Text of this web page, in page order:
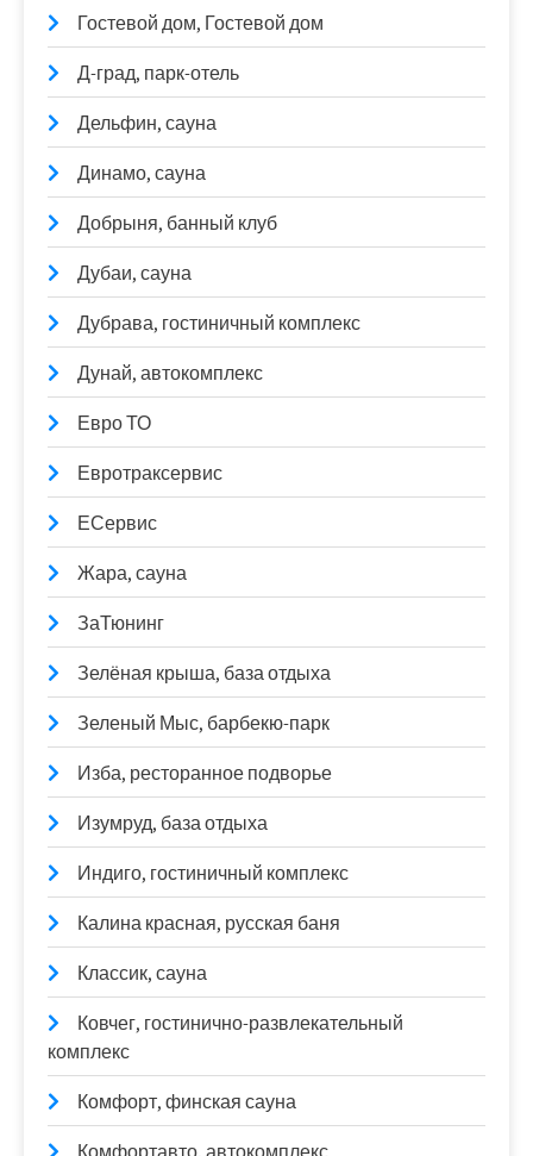
Гостевой дом, Гостевой дом
Д-град, парк-отель
Дельфин, сауна
Динамо, сауна
Добрыня, банный клуб
Дубаи, сауна
Дубрава, гостиничный комплекс
Дунай, автокомплекс
Евро ТО
Евротраксервис
ЕСервис
Жара, сауна
ЗаТюнинг
Зелёная крыша, база отдыха
Зеленый Мыс, барбекю-парк
Изба, ресторанное подворье
Изумруд, база отдыха
Индиго, гостиничный комплекс
Калина красная, русская баня
Классик, сауна
Ковчег, гостинично-развлекательный
комплекс
Комфорт, финская сауна